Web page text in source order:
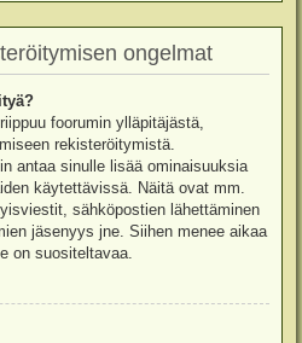
ongelmat
foorumin ylläpitäjästä,
rekisteröitymistä.
antaa sinulle lisää ominaisuuksia
käytettävissä. Näitä ovat mm.
sähköpostien lähettäminen
jäsenyys jne. Siihen menee aikaa
on suositeltavaa.